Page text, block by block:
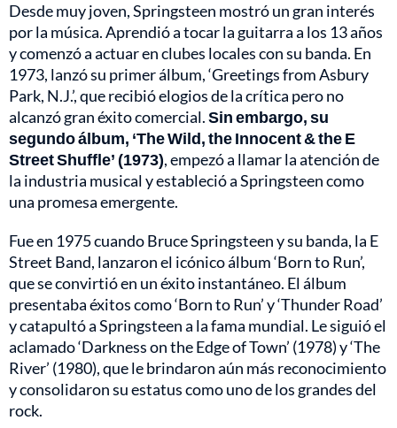
Desde muy joven, Springsteen mostró un gran interés
por la música. Aprendió a tocar la guitarra a los 13 años
y comenzó a actuar en clubes locales con su banda. En
1973, lanzó su primer álbum, ‘Greetings from Asbury
Park, N.J.’, que recibió elogios de la crítica pero no
alcanzó gran éxito comercial.Sin embargo, su
segundo álbum, ‘The Wild, the Innocent & the E
Street Shuffle’ (1973), empezó a llamar la atención de
la industria musical y estableció a Springsteen como
una promesa emergente.
Fue en 1975 cuando Bruce Springsteen y su banda, la E
Street Band, lanzaron el icónico álbum ‘Born to Run’,
que se convirtió en un éxito instantáneo. El álbum
presentaba éxitos como ‘Born to Run’ y ‘Thunder Road’
y catapultó a Springsteen a la fama mundial. Le siguió el
aclamado ‘Darkness on the Edge of Town’ (1978) y ‘The
River’ (1980), que le brindaron aún más reconocimiento
y consolidaron su estatus como uno de los grandes del
rock.